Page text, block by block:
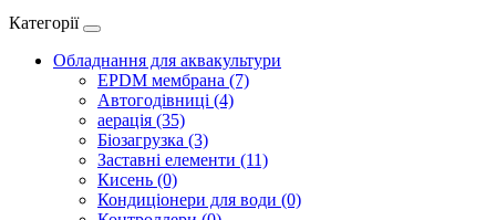
Категорії
Обладнання для аквакультури
EPDM мембрана (7)
Автогодівниці (4)
аерація (35)
Біозагрузка (3)
Заставні елементи (11)
Кисень (0)
Кондиціонери для води (0)